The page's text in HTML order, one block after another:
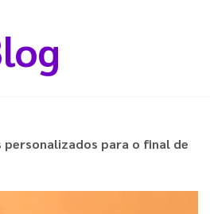
personalizados para o final de